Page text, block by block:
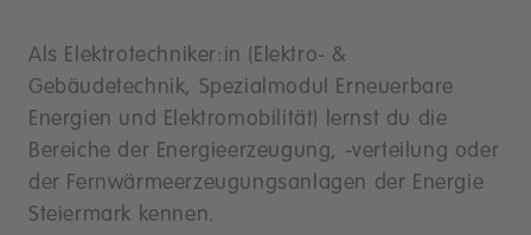
Als Elektrotechniker:in (Elektro- &
Gebäudetechnik, Spezialmodul Erneuerbare
Energien und Elektromobilität) lernst du die
Bereiche der Energieerzeugung, -verteilung oder
der Fernwärmeerzeugungsanlagen der Energie
Steiermark kennen.